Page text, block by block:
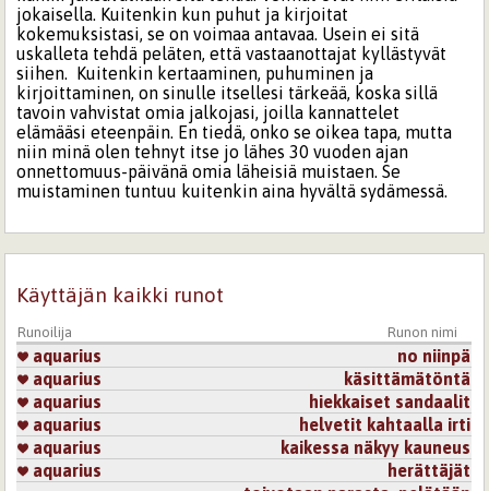
jokaisella. Kuitenkin kun puhut ja kirjoitat
kokemuksistasi, se on voimaa antavaa. Usein ei sitä
uskalleta tehdä peläten, että vastaanottajat kyllästyvät
siihen. Kuitenkin kertaaminen, puhuminen ja
kirjoittaminen, on sinulle itsellesi tärkeää, koska sillä
tavoin vahvistat omia jalkojasi, joilla kannattelet
elämääsi eteenpäin. En tiedä, onko se oikea tapa, mutta
niin minä olen tehnyt itse jo lähes 30 vuoden ajan
onnettomuus-päivänä omia läheisiä muistaen. Se
muistaminen tuntuu kuitenkin aina hyvältä sydämessä.
Koskettava, kenenkään ei soisi joutuvan näin tekemään.
Kirjaudu
25.5.2026 22:02
Olen joskus miettinyt tämän olevan suurin suru, en
uskalla edes kommentoida.
Kirjaudutairekisteröidykommentoidaksesi
Käyttäjän kaikki runot
Runoilija Runon nimi
aquarius
no niinpä
aquarius
käsittämätöntä
aquarius
hiekkaiset sandaalit
aquarius
helvetit kahtaalla irti
aquarius
kaikessa näkyy kauneus
aquarius
herättäjät